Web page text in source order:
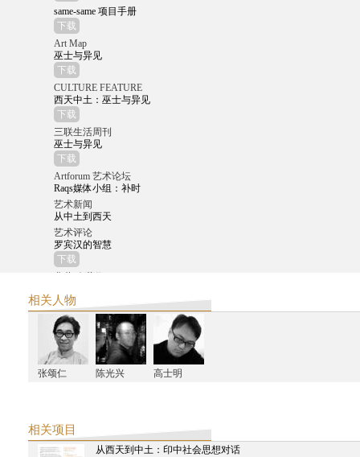
same-same 项目手册
下载
Art Map
巫士与异见
下载
CULTURE FEATURE
西天中土：巫士与异见
下载
三联生活周刊
巫士与异见
下载
Artforum 艺术论坛
Raqs媒体小组：补时
艺术新闻
从中土到西天
艺术评论
罗宾汉的智慧
下载
典藏‧今藝術
下载
星尚画报
张颂仁：从印度取反抗西方的经
下载
东方早报
用寓言式的录像和表演展开视野
新时线媒体艺术中心首推印度艺术小组Raqs“补时”展
下载
异地游览
相关人物
张颂仁 陈光兴 高士明
相关项目
从西天到中土：印中社会思想对话